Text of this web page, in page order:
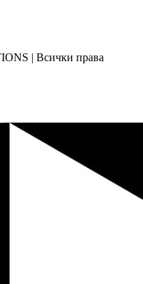
| Всички права